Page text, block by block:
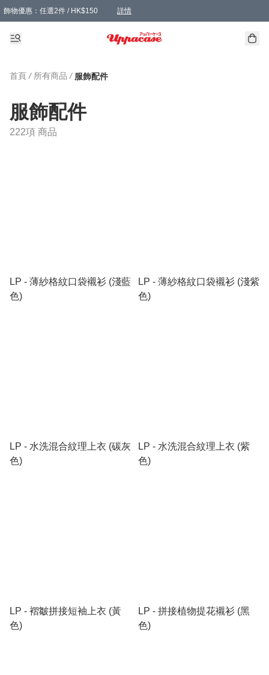
飾物優惠：任選2件 / HK$150 詳情
髮飾優惠：任選2件 / HK$100 詳情
精選襪子優惠：任選3對 / HK$115 詳情
滿額免運：本地訂單滿港幣350元可享免運費優惠
首頁 / 所有商品 / 服飾配件
服飾配件
222項 商品
LP - 薄紗格紋口袋襯衫 (淺藍
色)
LP - 薄紗格紋口袋襯衫 (淺紫
色)
LP - 水洗混合紋理上衣 (碳灰
色)
LP - 水洗混合紋理上衣 (紫
色)
LP - 褶皺拼接短袖上衣 (黃
色)
LP - 拼接植物提花襯衫 (黑
色)